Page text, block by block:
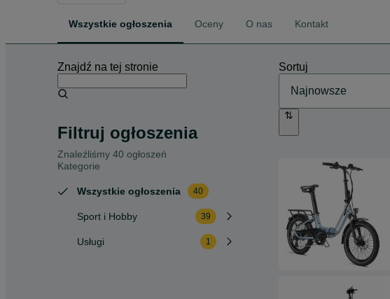
Wszystkie ogłoszenia Oceny O nas Kontakt
Znajdź na tej stronie
Filtruj ogłoszenia
Znaleźliśmy 40 ogłoszeń
Kategorie
Wszystkie ogłoszenia 40
Sport i Hobby 39
Usługi 1
Sortuj